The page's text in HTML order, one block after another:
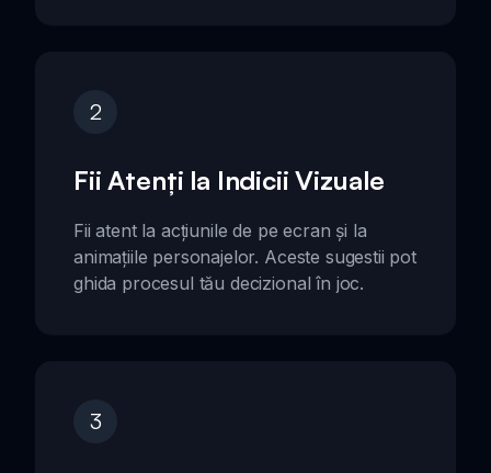
2
Fii Atenți la Indicii Vizuale
Fii atent la acțiunile de pe ecran și la
animațiile personajelor. Aceste sugestii pot
ghida procesul tău decizional în joc.
3